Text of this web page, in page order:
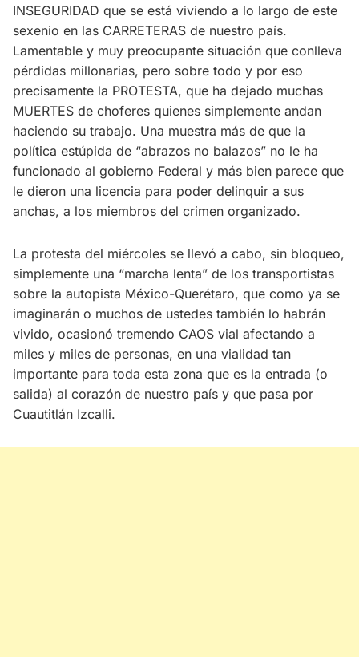
INSEGURIDAD que se está viviendo a lo largo de este
sexenio en las CARRETERAS de nuestro país.
Lamentable y muy preocupante situación que conlleva
pérdidas millonarias, pero sobre todo y por eso
precisamente la PROTESTA, que ha dejado muchas
MUERTES de choferes quienes simplemente andan
haciendo su trabajo. Una muestra más de que la
política estúpida de “abrazos no balazos” no le ha
funcionado al gobierno Federal y más bien parece que
le dieron una licencia para poder delinquir a sus
anchas, a los miembros del crimen organizado.
La protesta del miércoles se llevó a cabo, sin bloqueo,
simplemente una “marcha lenta” de los transportistas
sobre la autopista México-Querétaro, que como ya se
imaginarán o muchos de ustedes también lo habrán
vivido, ocasionó tremendo CAOS vial afectando a
miles y miles de personas, en una vialidad tan
importante para toda esta zona que es la entrada (o
salida) al corazón de nuestro país y que pasa por
Cuautitlán Izcalli.